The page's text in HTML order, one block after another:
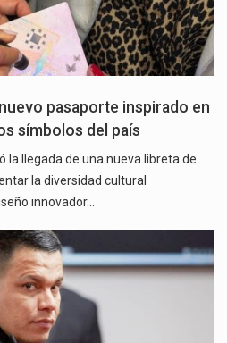
pasaporte inspirado en
símbolos del país
la llegada de una nueva libreta de
la diversidad cultural
innovador…